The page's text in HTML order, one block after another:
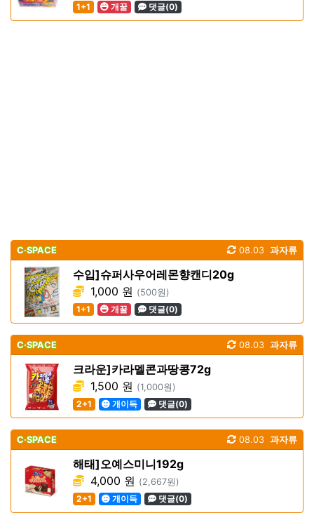
1+1
개꿀 댓글(0)
C·SPACE 과자류
08.03
수입]슈퍼사우어레몬향캔디20g
1,000 원 (500원)
1+1
개꿀 댓글(0)
C·SPACE 과자류
08.03
크라운]카라멜콘과땅콩72g
1,500 원 (1,000원)
2+1
개이득 댓글(0)
C·SPACE 과자류
08.03
해태]오예스미니192g
4,000 원 (2,667원)
2+1
개이득 댓글(0)